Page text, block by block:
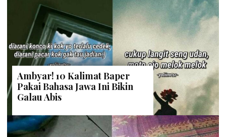
Ambyar! 10 Kalimat Baper
Pakai Bahasa Jawa Ini Bikin
Galau Abis